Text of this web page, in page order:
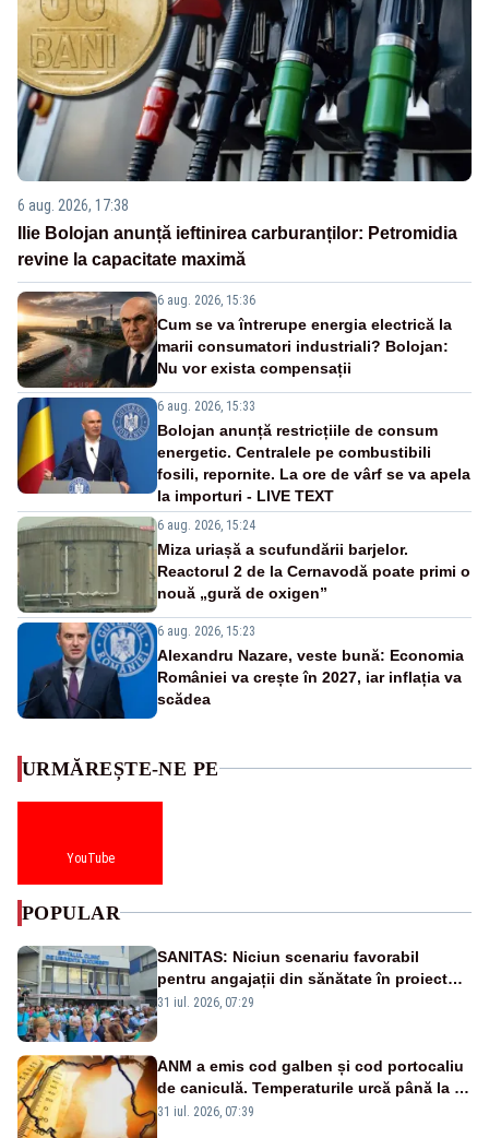
6 aug. 2026, 17:38
Ilie Bolojan anunță ieftinirea carburanților: Petromidia
revine la capacitate maximă
6 aug. 2026, 15:36
Cum se va întrerupe energia electrică la
marii consumatori industriali? Bolojan:
Nu vor exista compensații
6 aug. 2026, 15:33
Bolojan anunță restricțiile de consum
energetic. Centralele pe combustibili
fosili, repornite. La ore de vârf se va apela
la importuri - LIVE TEXT
6 aug. 2026, 15:24
Miza uriașă a scufundării barjelor.
Reactorul 2 de la Cernavodă poate primi o
nouă „gură de oxigen”
6 aug. 2026, 15:23
Alexandru Nazare, veste bună: Economia
României va crește în 2027, iar inflația va
scădea
URMĂREȘTE-NE PE
YouTube
POPULAR
SANITAS: Niciun scenariu favorabil
pentru angajații din sănătate în proiectul
Legii salarizării
31 iul. 2026, 07:29
ANM a emis cod galben și cod portocaliu
de caniculă. Temperaturile urcă până la 38
de grade, iar nopțile devin tropicale
31 iul. 2026, 07:39